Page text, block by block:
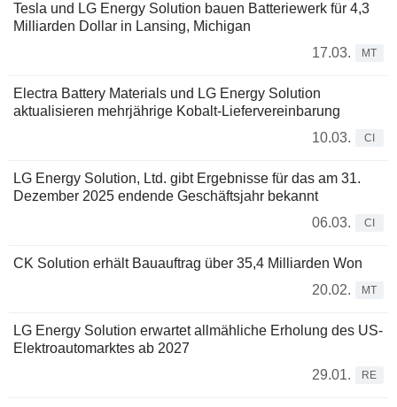
Tesla und LG Energy Solution bauen Batteriewerk für 4,3
Milliarden Dollar in Lansing, Michigan
17.03.
MT
Electra Battery Materials und LG Energy Solution
aktualisieren mehrjährige Kobalt-Liefervereinbarung
10.03.
CI
LG Energy Solution, Ltd. gibt Ergebnisse für das am 31.
Dezember 2025 endende Geschäftsjahr bekannt
06.03.
CI
CK Solution erhält Bauauftrag über 35,4 Milliarden Won
20.02.
MT
LG Energy Solution erwartet allmähliche Erholung des US-
Elektroautomarktes ab 2027
29.01.
RE